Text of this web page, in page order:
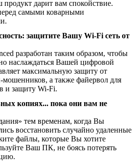
дарит вам спокойствие.
самыми коварными
защитите Вашу Wi-Fi сеть от
разработан таким образом, чтобы
наслаждаться Вашей цифровой
максимальную защиту от
мошенников, а также файервол для
и защиту Wi-Fi.
копиях... пока они вам не
тем временам, когда Вы
восстановить случайно удаленные
файлы, которые Вы хотите
Ваш ПК, не боясь потерять